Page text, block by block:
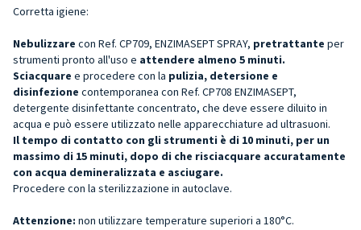
Corretta igiene:
Nebulizzare con Ref. CP709, ENZIMASEPT SPRAY, pretrattante per
strumenti pronto all'uso e attendere almeno 5 minuti.
Sciacquare e procedere con la pulizia, detersione e
disinfezione contemporanea con Ref. CP708 ENZIMASEPT,
detergente disinfettante concentrato, che deve essere diluito in
acqua e può essere utilizzato nelle apparecchiature ad ultrasuoni.
Il tempo di contatto con gli strumenti è di 10 minuti, per un
massimo di 15 minuti, dopo di che risciacquare accuratamente
con acqua demineralizzata e asciugare.
Procedere con la sterilizzazione in autoclave.
Attenzione: non utilizzare temperature superiori a 180°C.